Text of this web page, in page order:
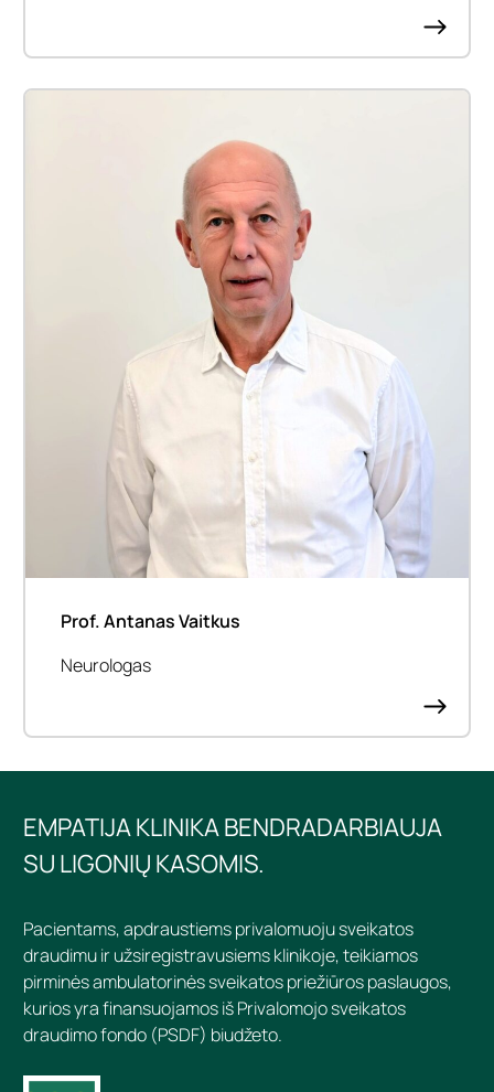
Prof. Antanas Vaitkus
Neurologas
EMPATIJA KLINIKA BENDRADARBIAUJA
SU LIGONIŲ KASOMIS.
Pacientams, apdraustiems privalomuoju sveikatos
draudimu ir užsiregistravusiems klinikoje, teikiamos
pirminės ambulatorinės sveikatos priežiūros paslaugos,
kurios yra finansuojamos iš Privalomojo sveikatos
draudimo fondo (PSDF) biudžeto.